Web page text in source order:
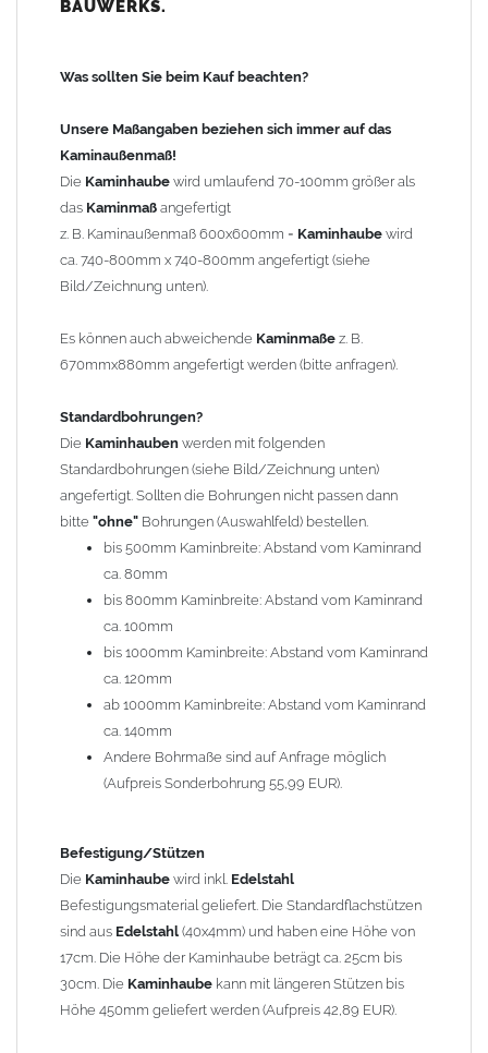
100mm
120mm
140mm
Andere Bohrmaße sind auf Anfrage möglich (Aufpreis
Sonderbohrung 55,99 EUR).
Befestigung/Stützen
Kaminhaubewird inkl. EdelstahlBefestigungsmaterial
geliefert. Die Standardflachstützen sind aus
beträgt ca. 25cm bis 30cm. DieKaminhaubekann mit längeren
Stützen bis Höhe 450mm geliefert werden (Aufpreis 42,89 EUR).
Kaminkopfabdeckung
Kaminhaubewirdohne Kaminkopfabdeckung
Kaminkopfabdeckungenfinden Sie unter "Kaminabdeckung
Es stehen insgesamt 20 verschiedene Typen zur Auswahl. Bitte
Auswahlfeldangeben.
Standardhauben siehe Auswahlfeld: 01 Haus,03 Welle
(unser Topseller)
Laube, 13 Schwalbe, 14 Sattel Welle, 15 Welle 90° gedreht,
17 Dach, 18 Plafond 2, 19 S-Line, 20 Pult
Typ 07 (Welle hoch) und 08 (Doppel Welle) haben einen
Aufpreis von 20% (bitte anfragen - Bestellung nicht über
Shop möglich).
Die Typen 02 (Bogen), 06 (Krempe), 09 (Pagode), 10
1,5mm hergestellt (Preis auf Anfrage = ca. 2-3-fache vom
1,5mm Standardpreis)
allgemeine Informationen:
Ab einer Kaminlängevon 1200mm werden 6
Kaminstützengeliefert.
Bei der Kombination mitWetterfahneundKaminbreite
BAUWERKS.
Was sollten Sie beim Kauf beachten?
Unsere Maßangaben beziehen sich immer auf das
Kaminaußenmaß!
Die Kaminhaube wird umlaufend 70-100mm größer als
das Kaminmaß angefertigt
z. B. Kaminaußenmaß 600x600mm = Kaminhaube wird
ca. 740-800mm x 740-800mm angefertigt (siehe
Bild/Zeichnung unten).
Es können auch abweichende Kaminmaße z. B.
670mmx880mm angefertigt werden (bitte anfragen).
Standardbohrungen?
Die Kaminhauben werden mit folgenden
Standardbohrungen (siehe Bild/Zeichnung unten)
angefertigt. Sollten die Bohrungen nicht passen dann
bitte "ohne" Bohrungen (Auswahlfeld) bestellen.
bis 500mm Kaminbreite: Abstand vom Kaminrand
ca. 80mm
bis 800mm Kaminbreite: Abstand vom Kaminrand
ca. 100mm
bis 1000mm Kaminbreite: Abstand vom Kaminrand
ca. 120mm
ab 1000mm Kaminbreite: Abstand vom Kaminrand
ca. 140mm
Andere Bohrmaße sind auf Anfrage möglich
(Aufpreis Sonderbohrung 55,99 EUR).
Befestigung/Stützen
Die Kaminhaube wird inkl. Edelstahl
Befestigungsmaterial geliefert. Die Standardflachstützen
sind aus Edelstahl (40x4mm) und haben eine Höhe von
17cm. Die Höhe der Kaminhaube beträgt ca. 25cm bis
30cm. Die Kaminhaube kann mit längeren Stützen bis
Höhe 450mm geliefert werden (Aufpreis 42,89 EUR).